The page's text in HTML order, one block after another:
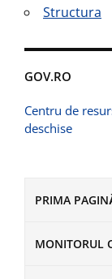
GOV.RO
Centru de
deschise
PRIMA
MONITORUL
Structura